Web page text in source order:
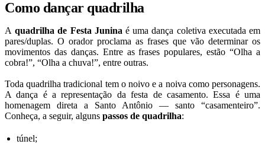
Como dançar quadrilha
A quadrilha de Festa Junina é uma dança coletiva executada em
pares/duplas. O orador proclama as frases que vão determinar os
movimentos das danças. Entre as frases populares, estão “Olha a
cobra!”, “Olha a chuva!”, entre outras.
Toda quadrilha tradicional tem o noivo e a noiva como personagens.
A dança é a representação da festa de casamento. Essa é uma
homenagem direta a Santo Antônio — santo “casamenteiro”.
Conheça, a seguir, alguns passos de quadrilha:
túnel;